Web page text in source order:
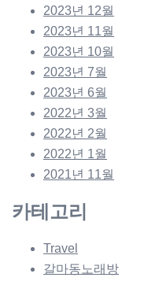
2023년 12월
2023년 11월
2023년 10월
2023년 7월
2023년 6월
2022년 3월
2022년 2월
2022년 1월
2021년 11월
카테고리
Travel
갈마동노래방